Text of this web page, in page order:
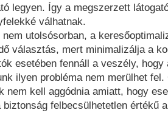
legyen. Így a megszerzett
válhatnak.
nem utolsósorban, a
választás, mert minimalizálja a
esetében fennáll a veszély,
ilyen probléma nem merülhet
nem kell aggódnia amiatt, hogy
biztonság felbecsülhetetlen értékű